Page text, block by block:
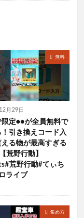
無料
月29日
限定●●が全員無料で
！引き換えコード入
る物が最高すぎる
荒野行動】
荒野行動#てぃち
ライブ
集め方